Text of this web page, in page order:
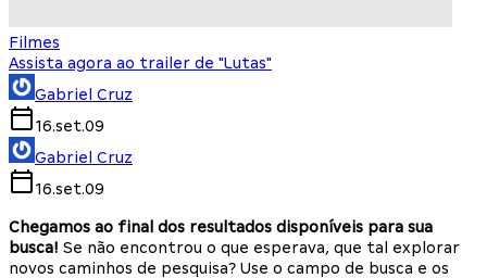
Filmes
Assista agora ao trailer de "Lutas"
Gabriel Cruz
16.set.09
Gabriel Cruz
16.set.09
Chegamos ao final dos resultados disponíveis para sua
busca! Se não encontrou o que esperava, que tal explorar
novos caminhos de pesquisa? Use o campo de busca e os